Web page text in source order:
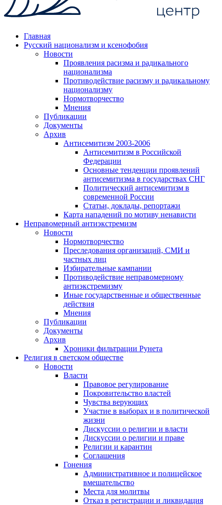
Главная
Русский национализм и ксенофобия
Новости
Проявления расизма и радикального
национализма
Противодействие расизму и радикальному
национализму
Нормотворчество
Мнения
Публикации
Документы
Архив
Антисемитизм 2003-2006
Антисемитизм в Российской
Федерации
Основные тенденции проявлений
антисемитизма в государствах СНГ
Политический антисемитизм в
современной России
Статьи, доклады, репортажи
Карта нападений по мотиву ненависти
Неправомерный антиэкстремизм
Новости
Нормотворчество
Преследования организаций, СМИ и
частных лиц
Избирательные кампании
Противодействие неправомерному
антиэкстремизму
Иные государственные и общественные
действия
Мнения
Публикации
Документы
Архив
Хроники фильтрации Рунета
Религия в светском обществе
Новости
Власти
Правовое регулирование
Покровительство властей
Чувства верующих
Участие в выборах и в политической
жизни
Дискуссии о религии и власти
Дискуссии о религии и праве
Религии и карантин
Соглашения
Гонения
Административное и полицейское
вмешательство
Места для молитвы
Отказ в регистрации и ликвидация